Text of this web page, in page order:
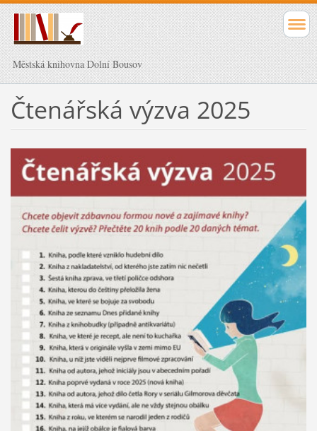
Městská knihovna Dolní Bousov
Čtenářská výzva 2025